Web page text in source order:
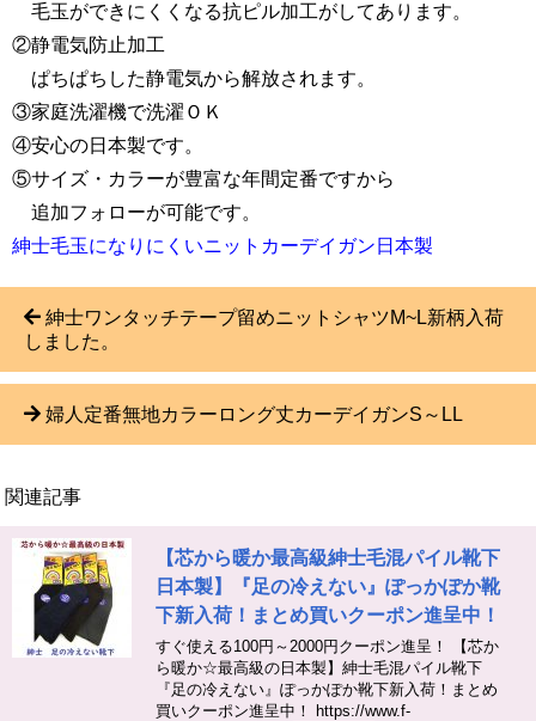
毛玉ができにくくなる抗ピル加工がしてあります。
②静電気防止加工
ぱちぱちした静電気から解放されます。
③家庭洗濯機で洗濯ＯＫ
④安心の日本製です。
⑤サイズ・カラーが豊富な年間定番ですから
追加フォローが可能です。
紳士毛玉になりにくいニットカーデイガン日本製
紳士ワンタッチテープ留めニットシャツM~L新柄入荷
しました。
婦人定番無地カラーロング丈カーデイガンS～LL
関連記事
【芯から暖か最高級紳士毛混パイル靴下
日本製】『足の冷えない』ぽっかぽか靴
下新入荷！まとめ買いクーポン進呈中！
すぐ使える100円～2000円クーポン進呈！ 【芯か
ら暖か☆最高級の日本製】紳士毛混パイル靴下
『足の冷えない』ぽっかぽか靴下新入荷！まとめ
買いクーポン進呈中！ https://www.f-